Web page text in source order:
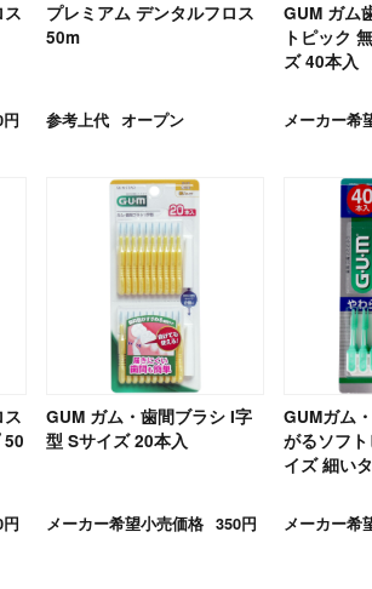
プレミアム デンタルフロス
50m
参考上代 オープン
GUM ガム
トピック
ズ 40本入
メーカー希
50
GUM ガム・歯間ブラシ I字
型 Sサイズ 20本入
メーカー希望小売価格 350円
GUMガム
がるソフ
イズ 細い
メーカー希